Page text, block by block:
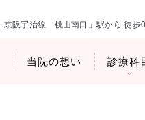
京阪宇治線「桃山南口」駅から 徒歩
当院の想い 診療科